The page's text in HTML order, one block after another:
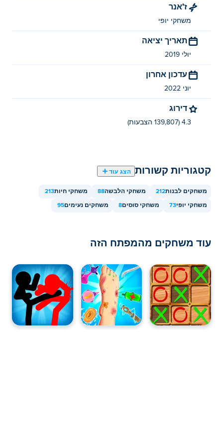
ז'אנר
משחקי יופי
תאריך יציאה
יולי 2019
עדכון אחרון
יוני 2022
דירוג
4.3 (139,807 הצבעות)
קטגוריות קשורות הצג עוד
משחקים לבנות212 משחקי הלבשה88 משחקי חיות213
משחקי יופי73 משחקי סוסים8 משחקים נעימים95
עוד משחקים מהמפתח הזה